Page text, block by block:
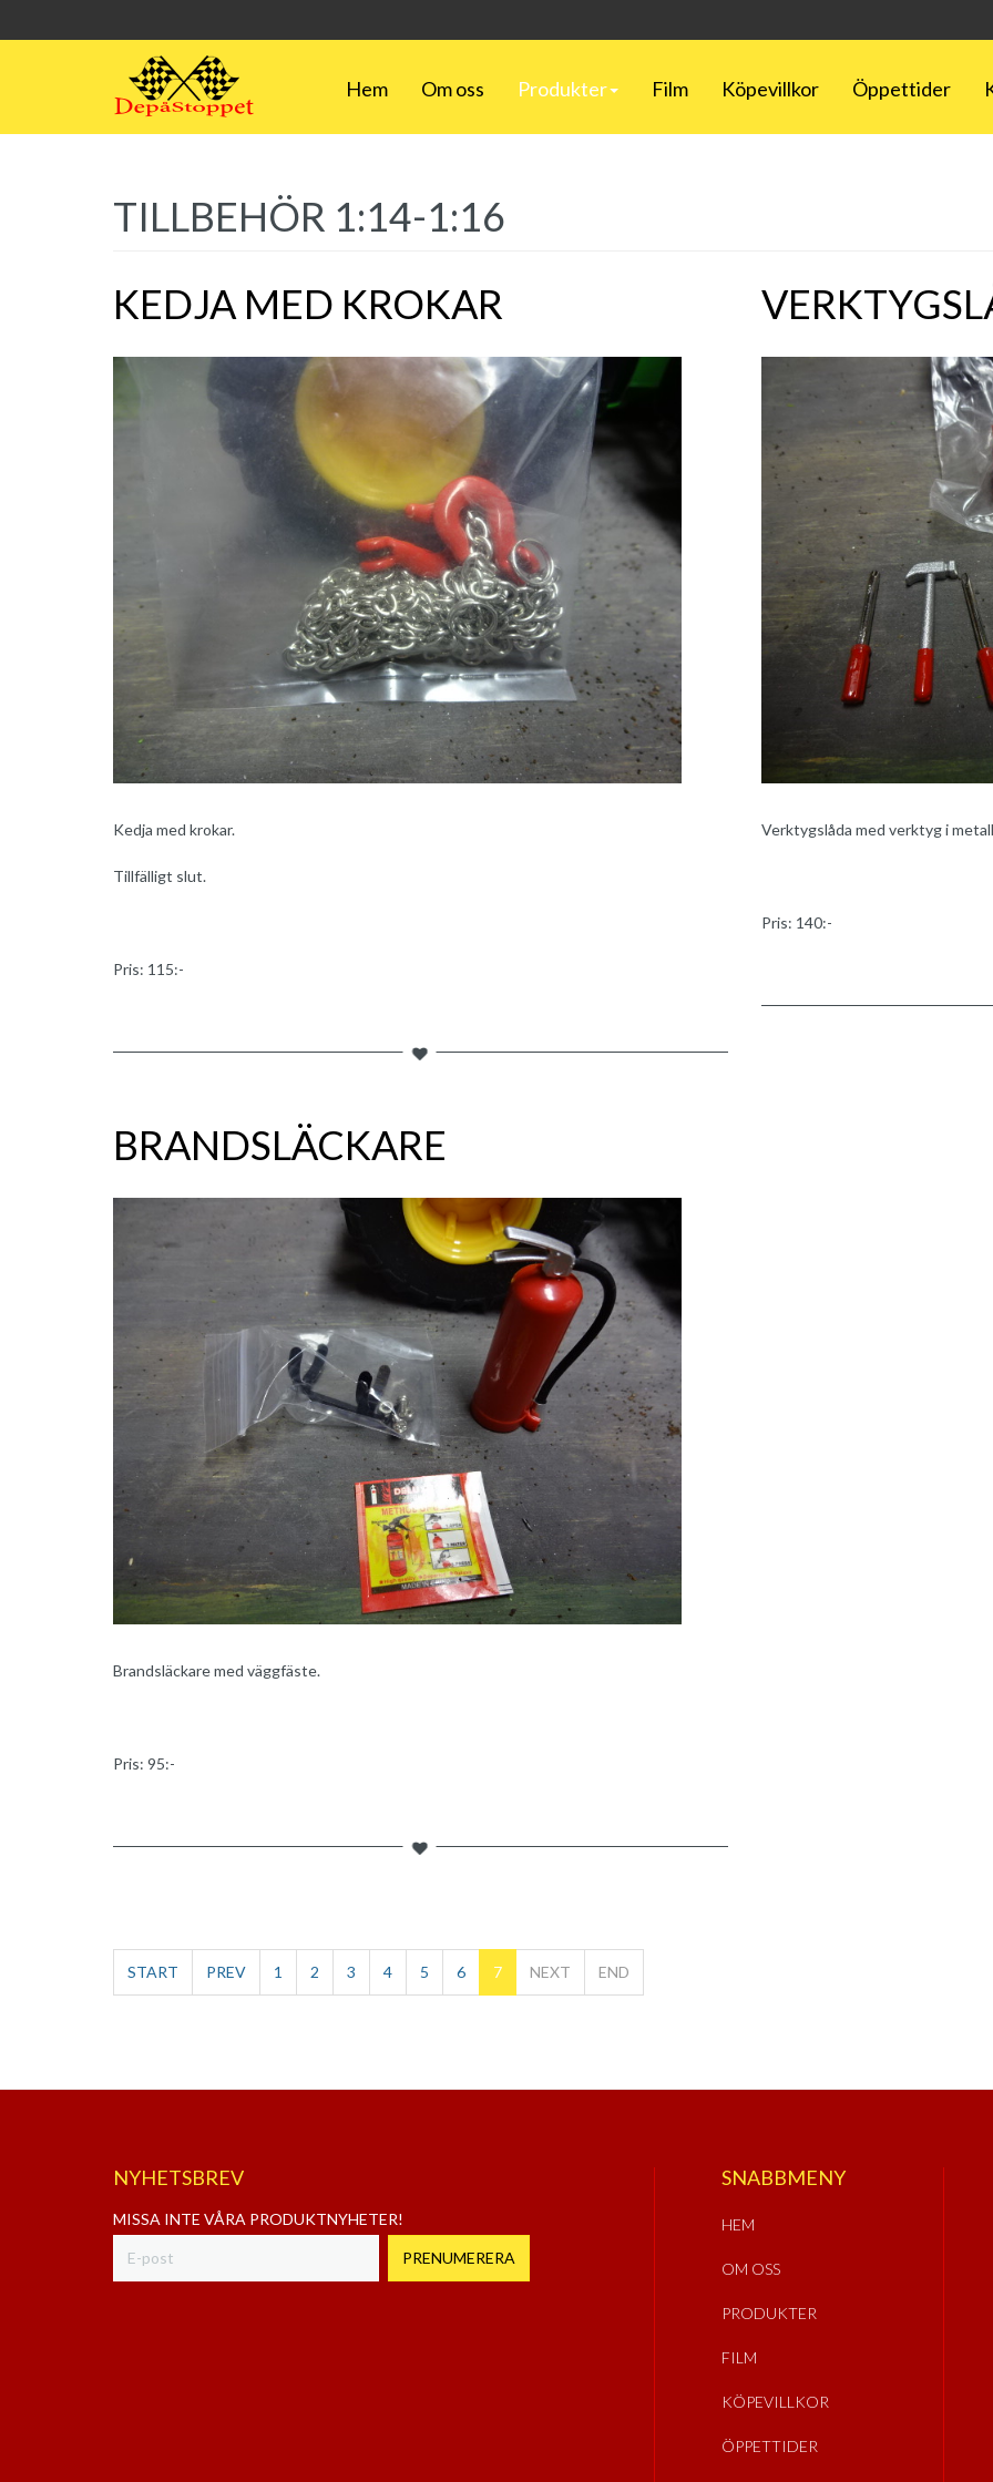
Hem Om oss Produkter Film Köpevillkor Öppettider
TILLBEHÖR 1:14-1:16
KEDJA MED KROKAR
Kedja med krokar.
Tillfälligt slut.
Pris: 115:-
Verktygslåda med verktyg i
Pris: 140:-
BRANDSLÄCKARE
Brandsläckare med väggfäste.
Pris: 95:-
START PREV 1 2 3 4 5 6 7 NEXT END
NYHETSBREV
MISSA INTE VÅRA PRODUKTNYHETER!
SNABBMENY
HEM
OM OSS
PRODUKTER
FILM
KÖPEVILLKOR
ÖPPETTIDER